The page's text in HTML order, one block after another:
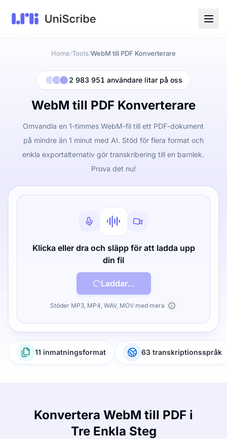
Home/Tools/WebM till PDF Konverterare
2 983 951 användare litar på oss
WebM till PDF Konverterare
Omvandla en 1-timmes WebM-fil till ett PDF-dokument
på mindre än 1 minut med AI. Stöd för flera format och
enkla exportalternativ gör transkribering till en barnlek.
Prova det nu!
Klicka eller dra och släpp för att ladda upp
din fil
Laddar...
Stöder MP3, MP4, WAV, MOV med mera
11 inmatningsformat 63 transkriptionsspråk
Konvertera WebM till PDF i
Tre Enkla Steg